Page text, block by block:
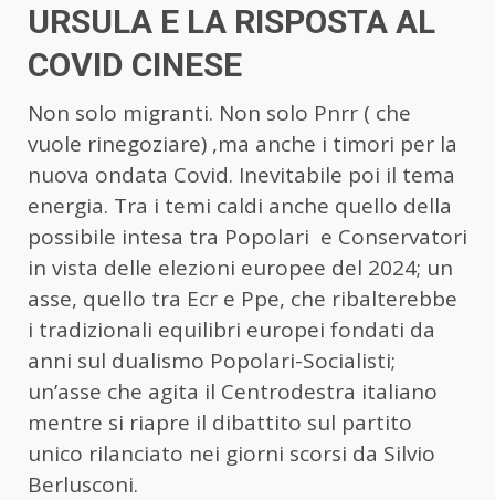
URSULA E LA RISPOSTA AL
COVID CINESE
Non solo migranti. Non solo Pnrr ( che
vuole rinegoziare) ,ma anche i timori per la
nuova ondata Covid. Inevitabile poi il tema
energia. Tra i temi caldi anche quello della
possibile intesa tra Popolari e Conservatori
in vista delle elezioni europee del 2024; un
asse, quello tra Ecr e Ppe, che ribalterebbe
i tradizionali equilibri europei fondati da
anni sul dualismo Popolari-Socialisti;
un’asse che agita il Centrodestra italiano
mentre si riapre il dibattito sul partito
unico rilanciato nei giorni scorsi da Silvio
Berlusconi.